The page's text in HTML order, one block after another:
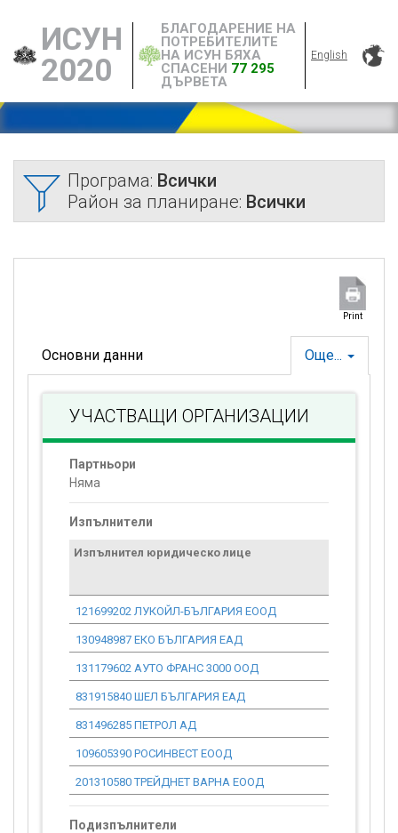
ИСУН
2020
БЛАГОДАРЕНИЕ НА
ПОТРЕБИТЕЛИТЕ
НА ИСУН БЯХА
СПАСЕНИ 77 295
ДЪРВЕТА
English
Програма: Всички
Район за планиране: Всички
Print
Още...
Основни данни
УЧАСТВАЩИ ОРГАНИЗАЦИИ
Партньори
Няма
Изпълнители
Изпълнител юридическо лице
121699202 ЛУКОЙЛ-БЪЛГАРИЯ ЕООД
130948987 ЕКО БЪЛГАРИЯ ЕАД
131179602 АУТО ФРАНС 3000 ООД
831915840 ШЕЛ БЪЛГАРИЯ ЕАД
831496285 ПЕТРОЛ АД
109605390 РОСИНВЕСТ ЕООД
201310580 ТРЕЙДНЕТ ВАРНА ЕООД
Подизпълнители